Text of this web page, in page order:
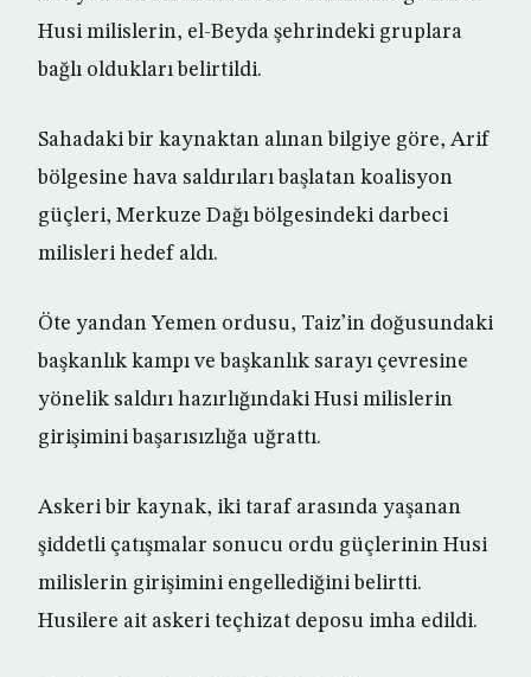
Husi milislerin, el-Beyda şehrindeki gruplara
bağlı oldukları belirtildi.
Sahadaki bir kaynaktan alınan bilgiye göre, Arif
bölgesine hava saldırıları başlatan koalisyon
güçleri, Merkuze Dağı bölgesindeki darbeci
milisleri hedef aldı.
Öte yandan Yemen ordusu, Taiz’in doğusundaki
başkanlık kampı ve başkanlık sarayı çevresine
yönelik saldırı hazırlığındaki Husi milislerin
girişimini başarısızlığa uğrattı.
Askeri bir kaynak, iki taraf arasında yaşanan
şiddetli çatışmalar sonucu ordu güçlerinin Husi
milislerin girişimini engellediğini belirtti.
Husilere ait askeri teçhizat deposu imha edildi.